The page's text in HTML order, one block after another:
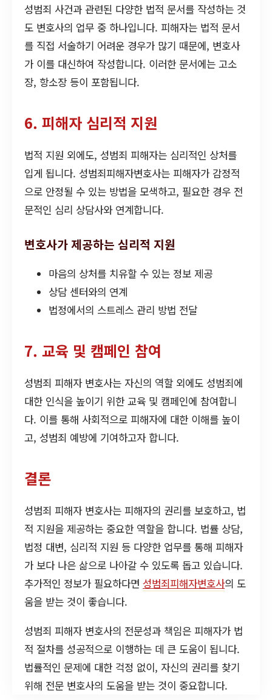
성범죄 사건과 관련된 다양한 법적 문서를 작성하는 것
도 변호사의 업무 중 하나입니다. 피해자는 법적 문서
를 직접 서술하기 어려운 경우가 많기 때문에, 변호사
가 이를 대신하여 작성합니다. 이러한 문서에는 고소
장, 항소장 등이 포함됩니다.
6. 피해자 심리적 지원
법적 지원 외에도, 성범죄 피해자는 심리적인 상처를
입게 됩니다. 성범죄피해자변호사는 피해자가 감정적
으로 안정될 수 있는 방법을 모색하고, 필요한 경우 전
문적인 심리 상담사와 연계합니다.
변호사가 제공하는 심리적 지원
마음의 상처를 치유할 수 있는 정보 제공
상담 센터와의 연계
법정에서의 스트레스 관리 방법 전달
7. 교육 및 캠페인 참여
성범죄 피해자 변호사는 자신의 역할 외에도 성범죄에
대한 인식을 높이기 위한 교육 및 캠페인에 참여합니
다. 이를 통해 사회적으로 피해자에 대한 이해를 높이
고, 성범죄 예방에 기여하고자 합니다.
결론
성범죄 피해자 변호사는 피해자의 권리를 보호하고, 법
적 지원을 제공하는 중요한 역할을 합니다. 법률 상담,
법정 대변, 심리적 지원 등 다양한 업무를 통해 피해자
가 보다 나은 삶으로 나아갈 수 있도록 돕고 있습니다.
추가적인 정보가 필요하다면 성범죄피해자변호사의 도
움을 받는 것이 좋습니다.
성범죄 피해자 변호사의 전문성과 책임은 피해자가 법
적 절차를 성공적으로 이행하는 데 큰 도움이 됩니다.
법률적인 문제에 대한 걱정 없이, 자신의 권리를 찾기
위해 전문 변호사의 도움을 받는 것이 중요합니다.